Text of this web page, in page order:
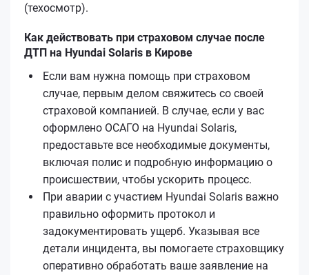
(техосмотр).
Как действовать при страховом случае после
ДТП на Hyundai Solaris в Кирове
Если вам нужна помощь при страховом
случае, первым делом свяжитесь со своей
страховой компанией. В случае, если у вас
оформлено ОСАГО на Hyundai Solaris,
предоставьте все необходимые документы,
включая полис и подробную информацию о
происшествии, чтобы ускорить процесс.
При аварии с участием Hyundai Solaris важно
правильно оформить протокол и
задокументировать ущерб. Указывая все
детали инцидента, вы помогаете страховщику
оперативно обработать ваше заявление на